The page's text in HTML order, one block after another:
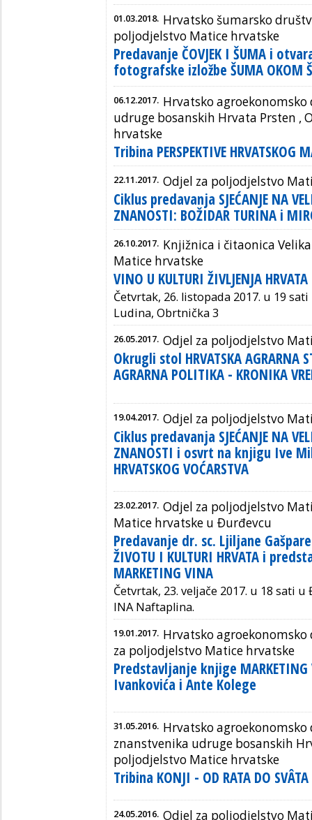
01.03.2018. Hrvatsko šumarsko
poljodjelstvo Matice hrvatske
Predavanje ČOVJEK I ŠUMA i
fotografske izložbe ŠUMA OKOM
06.12.2017. Hrvatsko
udruge bosanskih Hrvata Prsten ,
hrvatske
Tribina PERSPEKTIVE HRVATSKOG
22.11.2017. Odjel za poljodjelstvo
Ciklus predavanja SJEĆANJE NA
ZNANOSTI: BOŽIDAR TURINA i
26.10.2017. Knjižnica i čitaonica
Matice hrvatske
VINO U KULTURI ŽIVLJENJA HRVATA
Četvrtak, 26. listopada 2017. u 19
Ludina, Obrtnička 3
26.05.2017. Odjel za poljodjelstvo
Okrugli stol HRVATSKA AGRARNA
AGRARNA POLITIKA - KRONIKA
19.04.2017. Odjel za poljodjelstvo
Ciklus predavanja SJEĆANJE NA
ZNANOSTI i osvrt na knjigu Ive
HRVATSKOG VOĆARSTVA
23.02.2017. Odjel za poljodjelstvo
Matice hrvatske u Ðurđevcu
Predavanje dr. sc. Ljiljane
ŽIVOTU I KULTURI HRVATA i
MARKETING VINA
Četvrtak, 23. veljače 2017. u 18 sati
INA Naftaplina.
19.01.2017. Hrvatsko agroekonomsko
za poljodjelstvo Matice hrvatske
Predstavljanje knjige
Ivankovića i Ante Kolege
31.05.2016. Hrvatsko agroekonomsko
znanstvenika udruge bosanskih
poljodjelstvo Matice hrvatske
Tribina KONJI - OD RATA DO SVÂTA
24.05.2016. Odjel za poljodjelstvo